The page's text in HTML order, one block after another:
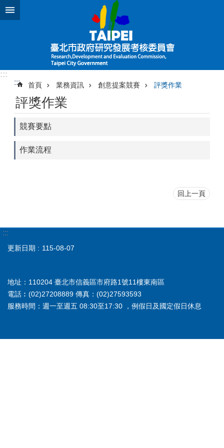
跳到主要內容區塊
:::
:::
首頁 業務資訊 創意提案競賽 評獎作業
評獎作業
競賽要點
作業流程
回上一頁
:::
更新日期 115-08-07
地址：110204 臺北市信義區市府路1號11樓東南區
電話︰(02)27208889 傳真：(02)27593593
服務時間：週一至週五 08:30至17:30 ，例假日及國定假日休息